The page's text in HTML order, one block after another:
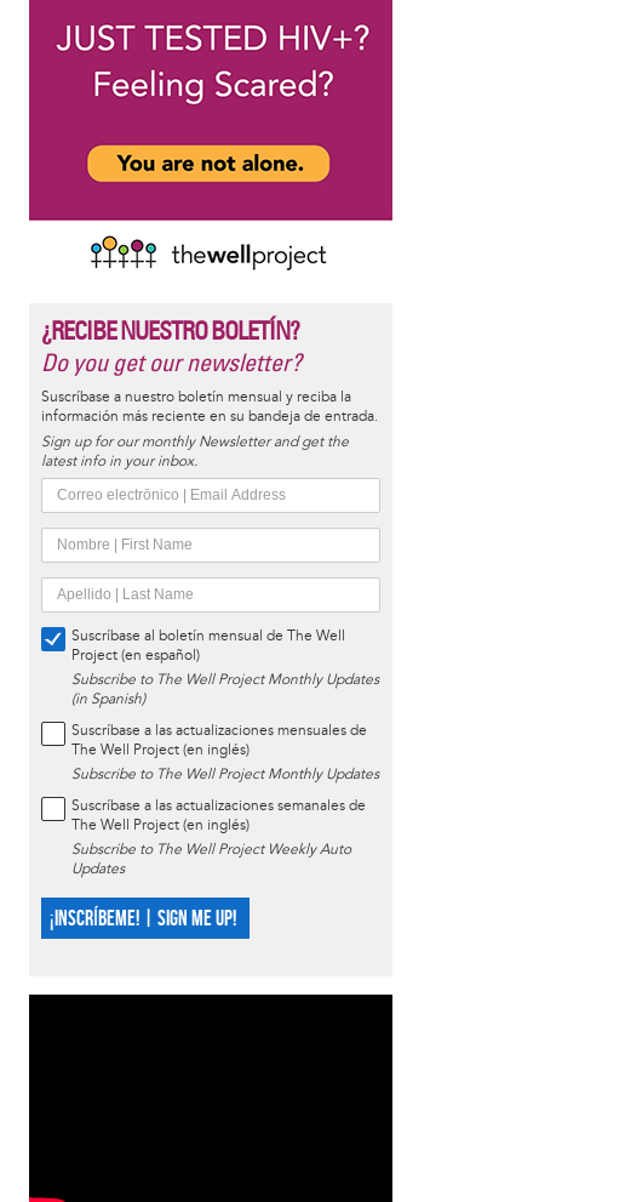
¿RECIBE NUESTRO BOLETÍN?
Do you get our newsletter?
Suscríbase a nuestro boletín mensual y reciba la
información más reciente en su bandeja de entrada.
Sign up for our monthly Newsletter and get the
latest info in your inbox.
Suscríbase al boletín mensual de The Well
Project (en español)
Subscribe to The Well Project Monthly Updates
(in Spanish)
Suscríbase a las actualizaciones mensuales de
The Well Project (en inglés)
Subscribe to The Well Project Monthly Updates
Suscríbase a las actualizaciones semanales de
The Well Project (en inglés)
Subscribe to The Well Project Weekly Auto
Updates
¡INSCRÍBEME! | SIGN ME UP!